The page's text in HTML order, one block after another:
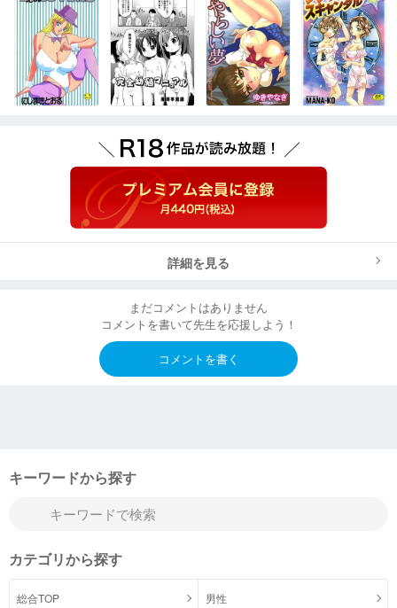
詳細を見る
まだコメントはありません
コメントを書いて先生を応援しよう！
コメントを書く
キーワードから探す
カテゴリから探す
総合TOP 男性